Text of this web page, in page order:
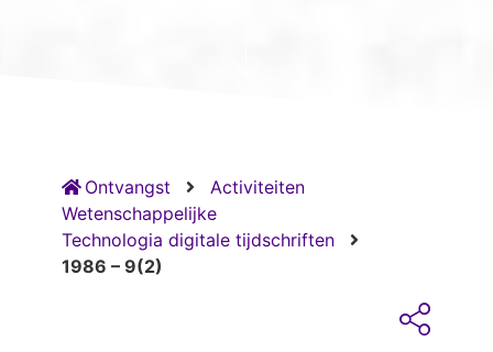
Ontvangst
Activiteiten
Wetenschappelijke
Technologia digitale tijdschriften
1986 – 9(2)